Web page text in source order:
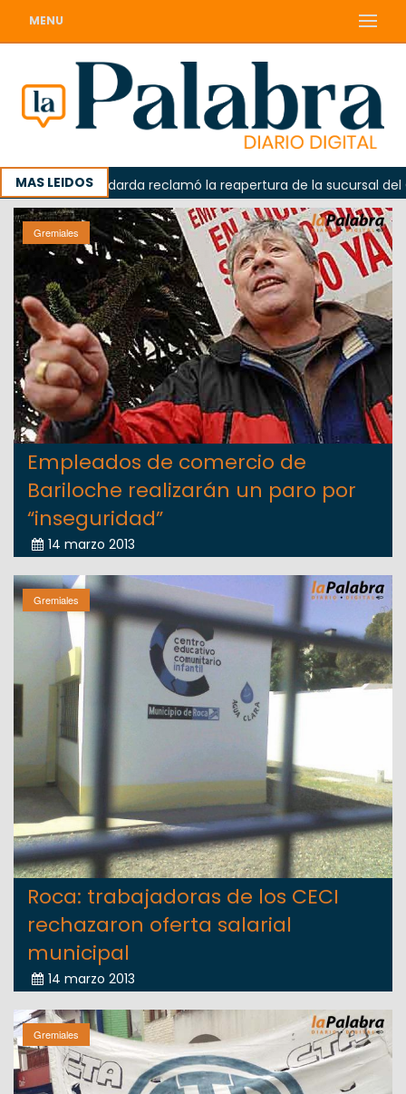
MENU
MAS LEIDOSOdarda reclamó la reapertura de la sucursal del
Gremiales
Empleados de comercio de
Bariloche realizarán un paro por
“inseguridad”
14 marzo 2013
Gremiales
Roca: trabajadoras de los CECI
rechazaron oferta salarial
municipal
14 marzo 2013
Gremiales